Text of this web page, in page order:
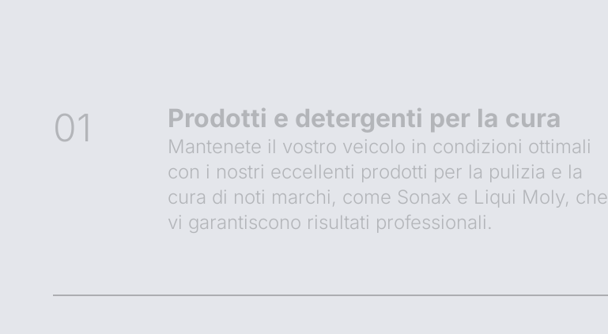
01 Prodotti e detergenti per la cura
Mantenete il vostro veicolo in condizioni ottimali
con i nostri eccellenti prodotti per la pulizia e la
cura di noti marchi, come Sonax e Liqui Moly, che
vi garantiscono risultati professionali.